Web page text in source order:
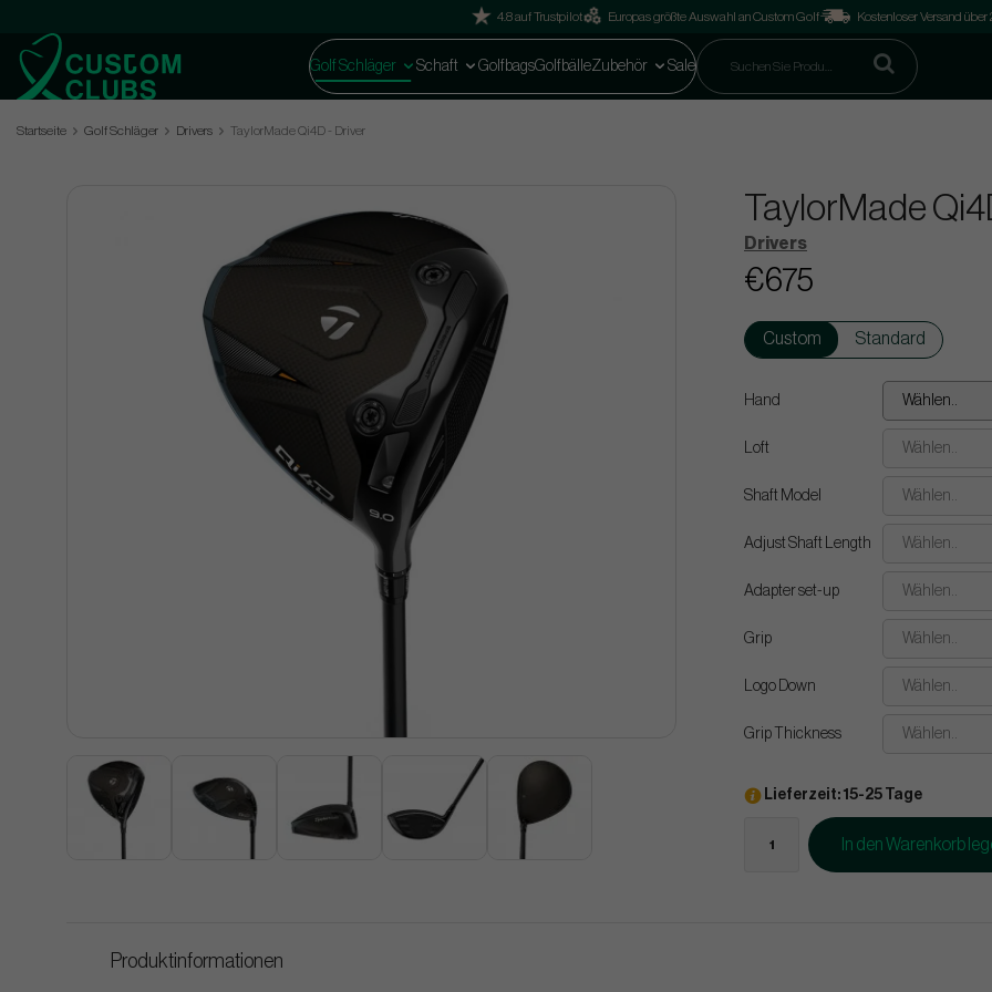
4.8 auf Trustpilot Europas größte Auswahl an Custom Golf Kostenloser Versand über
Golf Schläger Schaft GolfbagsGolfbälleZubehör Sale
Startseite Golf Schläger Drivers TaylorMade Qi4D - Driver
TaylorMade
Drivers
€675
Custom Standard
Hand Wählen..
Loft Wählen..
Shaft Model Wählen..
Adjust Shaft Length Wählen..
Adapter set-up Wählen..
Grip Wählen..
Logo Down Wählen..
Grip Thickness Wählen..
Lieferzeit: 15-25 Tage
In den Warenkorb
Produktinformationen